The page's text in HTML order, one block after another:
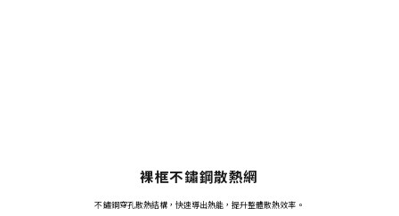
裸框不鏽鋼散熱網
不鏽鋼穿孔散熱結構，快速導出熱能，提升整體散熱效率。